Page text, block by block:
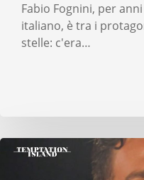
Fabio Fognini, per
italiano, è tra i
stelle: c'era…